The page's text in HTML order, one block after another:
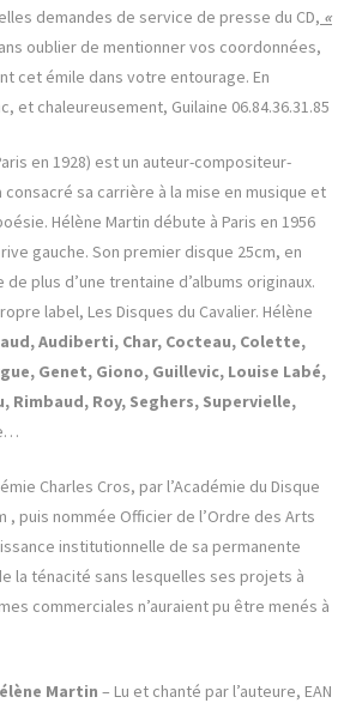
demandes de service de presse du CD, «
oublier de mentionner vos coordonnées,
cet émile dans votre entourage. En
et chaleureusement, Guilaine 06.84.36.31.85
en 1928) est un auteur-compositeur-
sa carrière à la mise en musique et
Hélène Martin débute à Paris en 1956
gauche. Son premier disque 25cm, en
plus d’une trentaine d’albums originaux.
label, Les Disques du Cavalier. Hélène
Audiberti, Char, Cocteau, Colette,
Genet, Giono, Guillevic, Louise Labé,
Rimbaud, Roy, Seghers, Supervielle,
Charles Cros, par l’Académie du Disque
, puis nommée Officier de l’Ordre des Arts
institutionnelle de sa permanente
la ténacité sans lesquelles ses projets à
commerciales n’auraient pu être menés à
Martin – Lu et chanté par l’auteure, EAN